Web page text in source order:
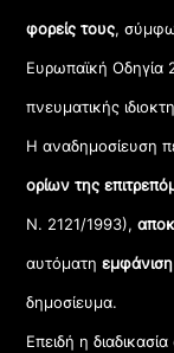
φορείς τους,
Ευρωπαϊκή Οδηγία
πνευματικής
Η αναδημοσίευση
ορίων της
Ν. 2121/1993),
αυτόματη
δημοσίευμα.
Επειδή η